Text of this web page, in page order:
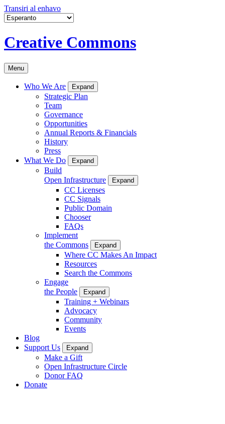
Transiri al enhavo
Creative Commons
Menu
Who We Are Expand
Strategic Plan
Team
Governance
Opportunities
Annual Reports & Financials
History
Press
What We Do
Expand
Build
Open Infrastructure
Expand
CC Licenses
CC Signals
Public Domain
Chooser
FAQs
Implement
the Commons
Expand
Where CC Makes An Impact
Resources
Search the Commons
Engage
the People
Expand
Training + Webinars
Advocacy
Community
Events
Blog
Support Us
Expand
Make a Gift
Open Infrastructure Circle
Donor FAQ
Donate